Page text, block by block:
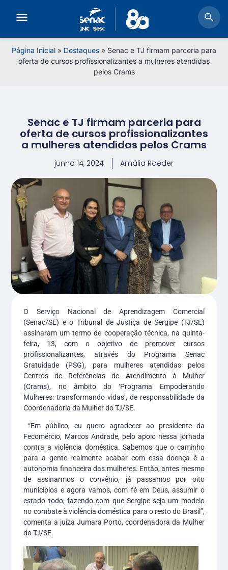
Página Inicial » Destaques » Senac e TJ firmam parceria para
oferta de cursos profissionalizantes a mulheres atendidas
pelos Crams
Senac e TJ firmam parceria para
oferta de cursos profissionalizantes
a mulheres atendidas pelos Crams
junho 14, 2024 Amália Roeder
O Serviço Nacional de Aprendizagem Comercial
(Senac/SE) e o Tribunal de Justiça de Sergipe (TJ/SE)
assinaram um termo de cooperação técnica, na quinta-
feira, 13, com o objetivo de promover cursos
profissionalizantes, através do Programa Senac
Gratuidade (PSG), para mulheres atendidas pelos
Centros de Referências de Atendimento à Mulher
(Crams), no âmbito do ‘Programa Empoderando
Mulheres: transformando vidas’, de responsabilidade da
Coordenadoria da Mulher do TJ/SE.
“Em público, eu quero agradecer ao presidente da
Fecomércio, Marcos Andrade, pelo apoio nessa jornada
contra a violência doméstica. Sabemos que o caminho
para a gente realmente acabar com essa doença é a
autonomia financeira das mulheres. Então, antes mesmo
de assinarmos o convênio, já passamos por oito
municípios e agora vamos, com fé em Deus, assumir o
estado todo, fazendo com que Sergipe seja um modelo
no combate à violência doméstica para o resto do Brasil”,
comenta a juíza Jumara Porto, coordenadora da Mulher
do TJ/SE.